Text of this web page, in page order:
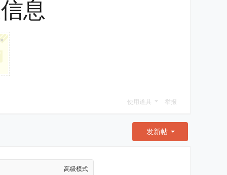
息
×
使用道具 举报
发新帖
高级模式